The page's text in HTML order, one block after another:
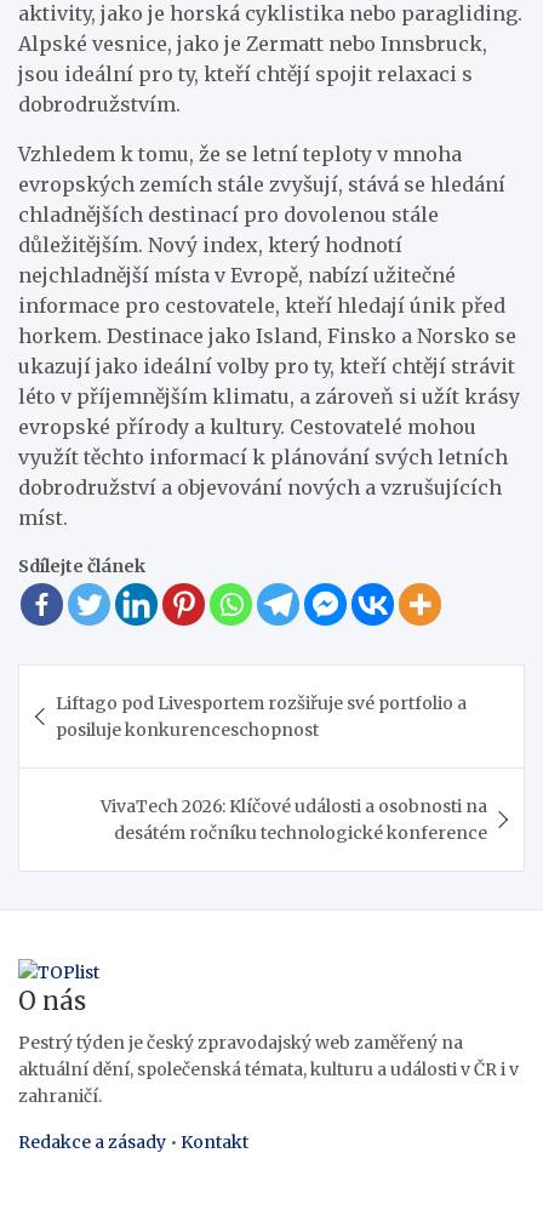
aktivity, jako je horská cyklistika nebo paragliding.
Alpské vesnice, jako je Zermatt nebo Innsbruck,
jsou ideální pro ty, kteří chtějí spojit relaxaci s
dobrodružstvím.
Vzhledem k tomu, že se letní teploty v mnoha
evropských zemích stále zvyšují, stává se hledání
chladnějších destinací pro dovolenou stále
důležitějším. Nový index, který hodnotí
nejchladnější místa v Evropě, nabízí užitečné
informace pro cestovatele, kteří hledají únik před
horkem. Destinace jako Island, Finsko a Norsko se
ukazují jako ideální volby pro ty, kteří chtějí strávit
léto v příjemnějším klimatu, a zároveň si užít krásy
evropské přírody a kultury. Cestovatelé mohou
využít těchto informací k plánování svých letních
dobrodružství a objevování nových a vzrušujících
míst.
Sdílejte článek
pro
příspěvek
Liftago pod Livesportem rozšiřuje své portfolio a
posiluje konkurenceschopnost
VivaTech 2026: Klíčové události a osobnosti na
desátém ročníku technologické konference
O nás
Pestrý týden je český zpravodajský web zaměřený na
aktuální dění, společenská témata, kulturu a události v ČR i v
zahraničí.
Redakce a zásady • Kontakt